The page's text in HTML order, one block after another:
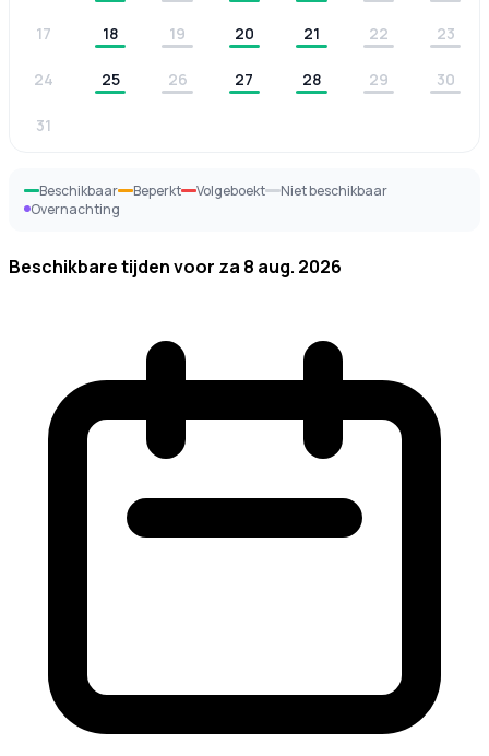
17 18 19 20 21 22 23
24 25 26 27 28 29 30
31
Beschikbaar Beperkt Volgeboekt
Niet beschikbaar
Overnachting
Beschikbare tijden voor za 8 aug. 2026